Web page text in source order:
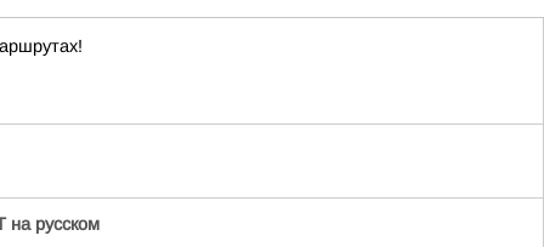
на русском